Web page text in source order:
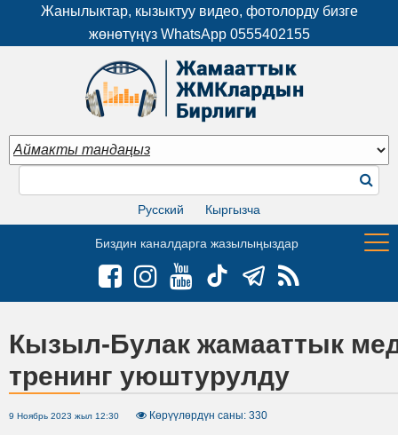
Жанылыктар, кызыктуу видео, фотолорду бизге
жөнөтүңүз WhatsApp 0555402155
Русский Кыргызча
Биздин каналдарга жазылыңыздар
Кызыл-Булак жамааттык
тренинг уюштурулду
9 Ноябрь 2023 жыл 12:30 Көрүүлөрдүн саны: 330